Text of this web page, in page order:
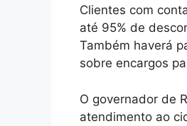
Clientes com
até 95% de
Também haverá
sobre encargos
O governador de
atendimento ao